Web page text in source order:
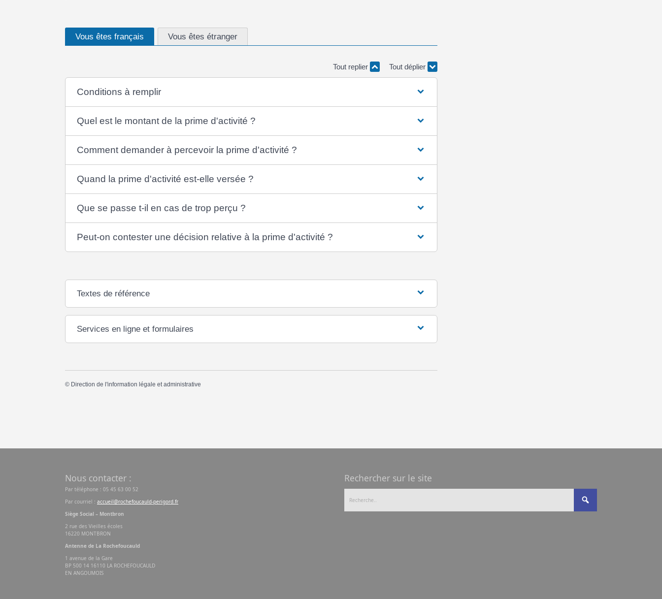
Vous êtes français Vous êtes étranger
Tout replier Tout déplier
Conditions à remplir
Quel est le montant de la prime d'activité ?
Comment demander à percevoir la prime d'activité ?
Quand la prime d'activité est-elle versée ?
Que se passe t-il en cas de trop perçu ?
Peut-on contester une décision relative à la prime d'activité ?
Textes de référence
Services en ligne et formulaires
© Direction de l'information légale et administrative
Nous contacter :
Par téléphone : 05 45 63 00 52
Par courriel : accueil@rochefoucauld-perigord.fr
Siège Social – Montbron
2 rue des Vieilles écoles
16220 MONTBRON
Antenne de La Rochefoucauld
1 avenue de la Gare
BP 500 14 16110 LA ROCHEFOUCAULD
EN ANGOUMOIS
Rechercher sur le site